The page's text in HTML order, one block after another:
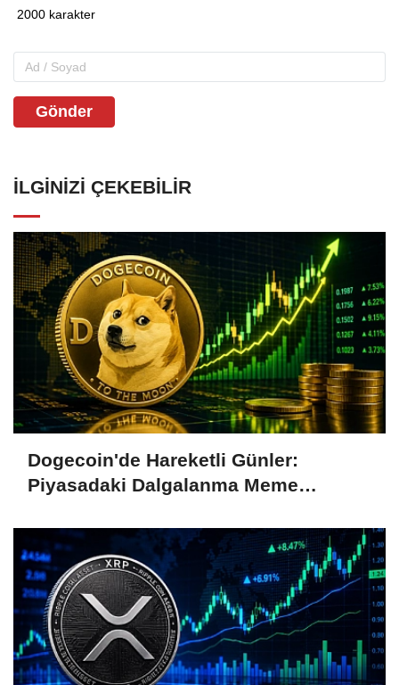
Gönder
İLGINIZI ÇEKEBILIR
Dogecoin'de Hareketli Günler:
Piyasadaki Dalgalanma Meme